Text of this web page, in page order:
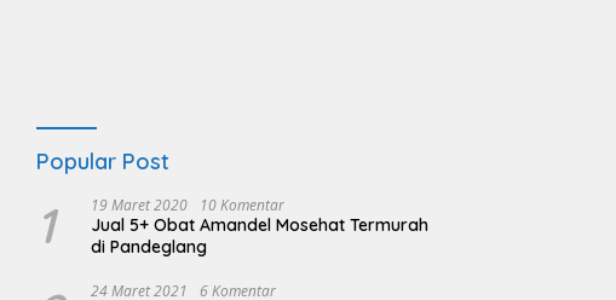
Popular Post
1 19 Maret 2020 10 Komentar
Jual 5+ Obat Amandel Mosehat Termurah
di Pandeglang
24 Maret 2021 6 Komentar